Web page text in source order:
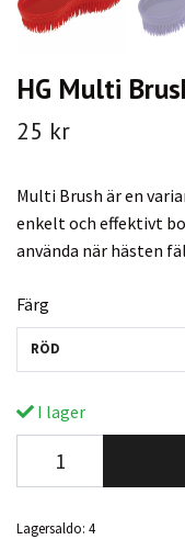
HG Multi
25 kr
Multi Brush är en
enkelt och effektivt
använda när hästen
Färg
RÖD
I lager
Lagersaldo: 4